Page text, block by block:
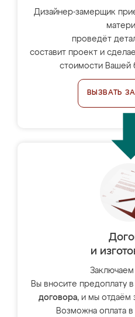
Дизайнер-замерщик
проведёт
составит проект и
стоимости Вашей
ВЫЗВАТЬ
и
Вы вносите предоплату
договора, и мы отдаём
Возможна оплата